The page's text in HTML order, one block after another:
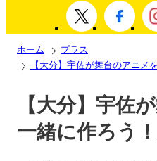
ホーム
プラス
【大分】宇佐が舞台のアニメ
【大分】宇佐
一緒に作ろう